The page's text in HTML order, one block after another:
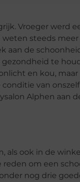
Vroeger werd
steeds
aan de
te
en kou, maar
van
Alphen aan
als ook in de
om een
nog drie